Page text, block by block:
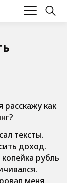
расскажу как
тексты.
доход.
рубль